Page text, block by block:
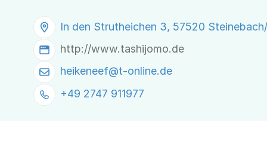
In den Strutheichen 3, 57520
http://www.tashijomo.de
heikeneef@t-online.de
+49 2747 911977